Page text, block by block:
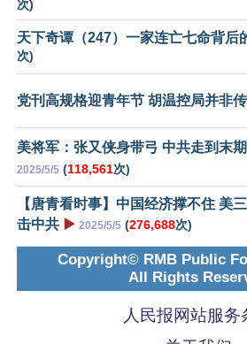
次)
天下奇谭（247）一家连亡七命背后
次)
党刊高规格迎青年节 胡温控局并非
美将军：张又侠身带弓 中共走到末期
2025/5/5 (118,561次)
【唐青看时事】中国经济撑不住 美
击中共 ▶️ 2025/5/5 (276,688次)
Copyright© RMB Public
All Rights
人民报网站服务